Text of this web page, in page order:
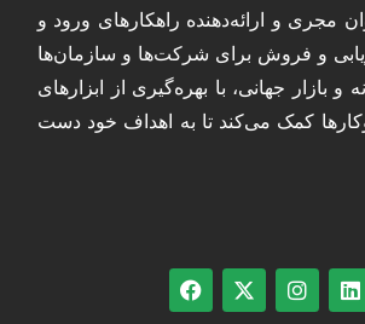
مجری و ارائه‌دهنده راهکارهای ورود و
و فروش برای شرکت‌ها و سازمان‌ها
و بازار جهانی، با بهره‌گیری از ابزارهای
کمک می‌کند تا به اهداف خود دست